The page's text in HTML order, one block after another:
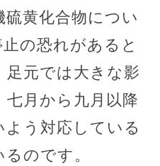
黄化合物につい
の恐れがあると
足元では大きな影
月から九月以降
う対応している
のです。